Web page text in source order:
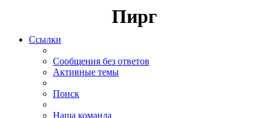
Пирг
Ссылки
Сообщения без ответов
Активные темы
Поиск
Наша команда